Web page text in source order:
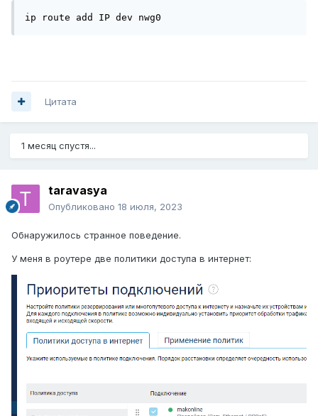
ip route add IP dev nwg0
Цитата
1 месяц спустя...
taravasya
Опубликовано 18 июля, 2023
Обнаружилось странное поведение.
У меня в роутере две политики доступа в интернет: